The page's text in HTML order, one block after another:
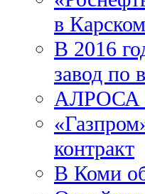
в
В 2016
завод по
АЛРОСА
контракт
В Коми